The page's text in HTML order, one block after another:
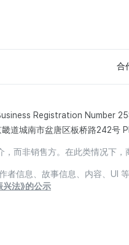
合
Registration Number
畿道城南市盆唐区板桥路242号
而非销售方。在此类情况下
信息、故事信息、内容、UI
法》的公示